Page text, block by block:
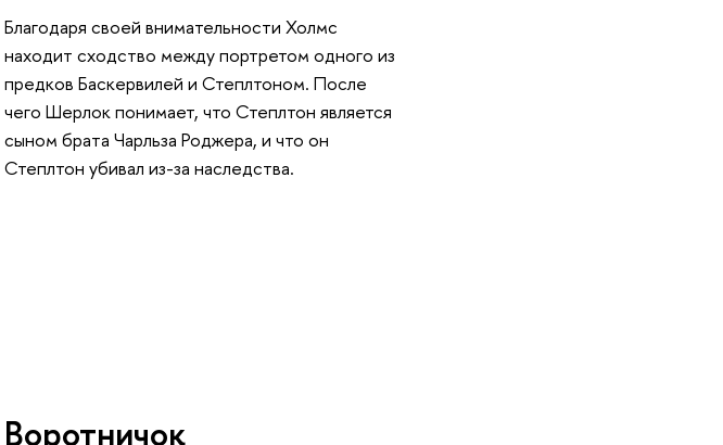
Благодаря своей внимательности Холмс
находит сходство между портретом одного из
предков Баскервилей и Степлтоном. После
чего Шерлок понимает, что Степлтон является
сыном брата Чарльза Роджера, и что он
Степлтон убивал из-за наследства.
Воротничок